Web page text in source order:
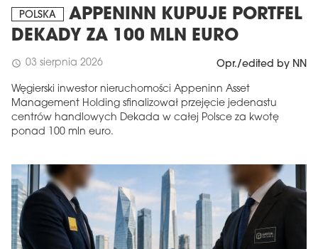
POLSKA
APPENINN KUPUJE PORTFEL
DEKADY ZA 100 MLN EURO
schedule 03 sierpnia 2026 Opr./edited by NN
Węgierski inwestor nieruchomości Appeninn Asset
Management Holding sfinalizował przejęcie jedenastu
centrów handlowych Dekada w całej Polsce za kwotę
ponad 100 mln euro.